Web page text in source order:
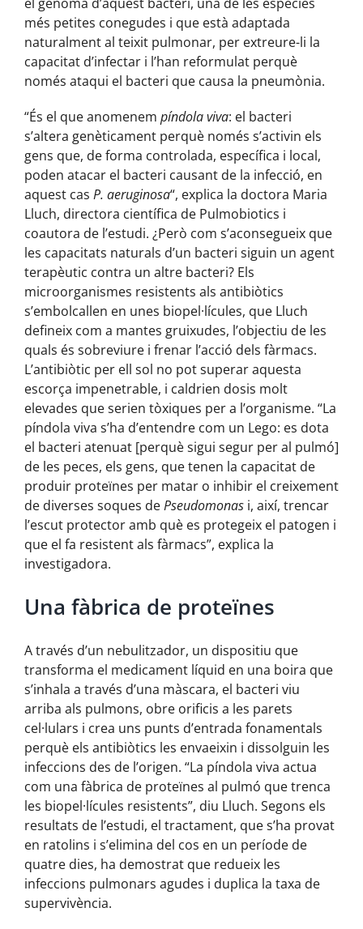
més petites conegudes i que està adaptada
naturalment al teixit pulmonar, per extreure-li la
capacitat d’infectar i l’han reformulat perquè
només ataqui el bacteri que causa la pneumònia.
“És el que anomenem píndola viva: el bacteri
s’altera genèticament perquè només s’activin els
gens que, de forma controlada, específica i local,
poden atacar el bacteri causant de la infecció, en
aquest cas P. aeruginosa“, explica la doctora Maria
Lluch, directora científica de Pulmobiotics i
coautora de l’estudi. ¿Però com s’aconsegueix que
les capacitats naturals d’un bacteri siguin un agent
terapèutic contra un altre bacteri? Els
microorganismes resistents als antibiòtics
s’embolcallen en unes biopel·lícules, que Lluch
defineix com a mantes gruixudes, l’objectiu de les
quals és sobreviure i frenar l’acció dels fàrmacs.
L’antibiòtic per ell sol no pot superar aquesta
escorça impenetrable, i caldrien dosis molt
elevades que serien tòxiques per a l’organisme. “La
píndola viva s’ha d’entendre com un Lego: es dota
el bacteri atenuat [perquè sigui segur per al pulmó]
de les peces, els gens, que tenen la capacitat de
produir proteïnes per matar o inhibir el creixement
de diverses soques dePseudomonas i, així, trencar
l’escut protector amb què es protegeix el patogen i
que el fa resistent als fàrmacs”, explica la
investigadora.
Una fàbrica de proteïnes
A través d’un nebulitzador, un dispositiu que
transforma el medicament líquid en una boira que
s’inhala a través d’una màscara, el bacteri viu
arriba als pulmons, obre orificis a les parets
cel·lulars i crea uns punts d’entrada fonamentals
perquè els antibiòtics les envaeixin i dissolguin les
infeccions des de l’origen. “La píndola viva actua
com una fàbrica de proteïnes al pulmó que trenca
les biopel·lícules resistents”, diu Lluch. Segons els
resultats de l’estudi, el tractament, que s’ha provat
en ratolins i s’elimina del cos en un període de
quatre dies, ha demostrat que redueix les
infeccions pulmonars agudes i duplica la taxa de
supervivència.